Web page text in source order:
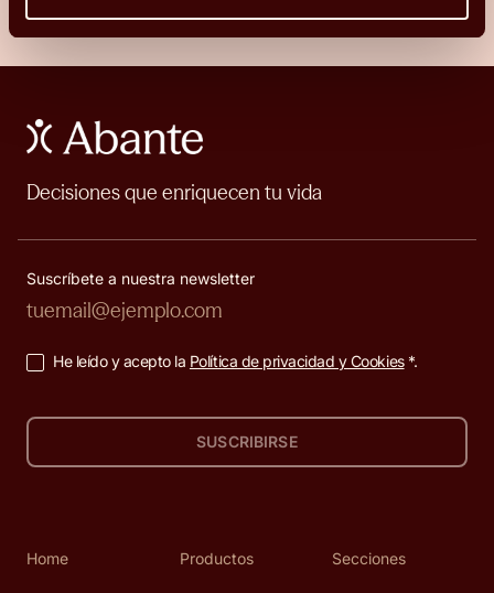
Decisiones que enriquecen tu vida
Suscríbete a nuestra newsletter
He leído y acepto la Política de privacidad y Cookies*.
SUSCRIBIRSE
Home Productos Secciones